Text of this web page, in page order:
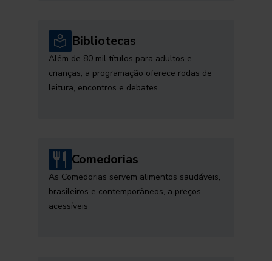
Bibliotecas
Além de 80 mil títulos para adultos e
crianças, a programação oferece rodas de
leitura, encontros e debates
Comedorias
As Comedorias servem alimentos saudáveis,
brasileiros e contemporâneos, a preços
acessíveis